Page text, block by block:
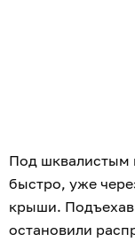
Под шквалистым
быстро, уже
крыши.
остановили